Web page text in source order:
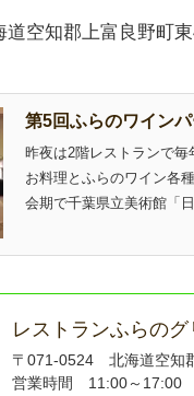
空知郡上富良野町
第5回ふらのワイン
昨夜は2階レストランで
お料理とふらのワイン各
会期で千葉県立美術館「
レストランふらのグ
〒071-0524 北海道空知
営業時間 11:00～17:00